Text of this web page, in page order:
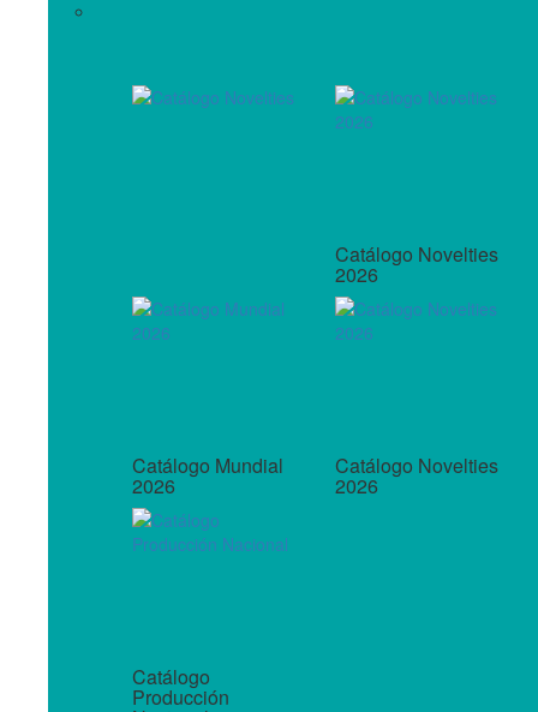
Catálogo Novelties
2026
Catálogo Mundial
2026
Catálogo Novelties
2026
Catálogo
Producción